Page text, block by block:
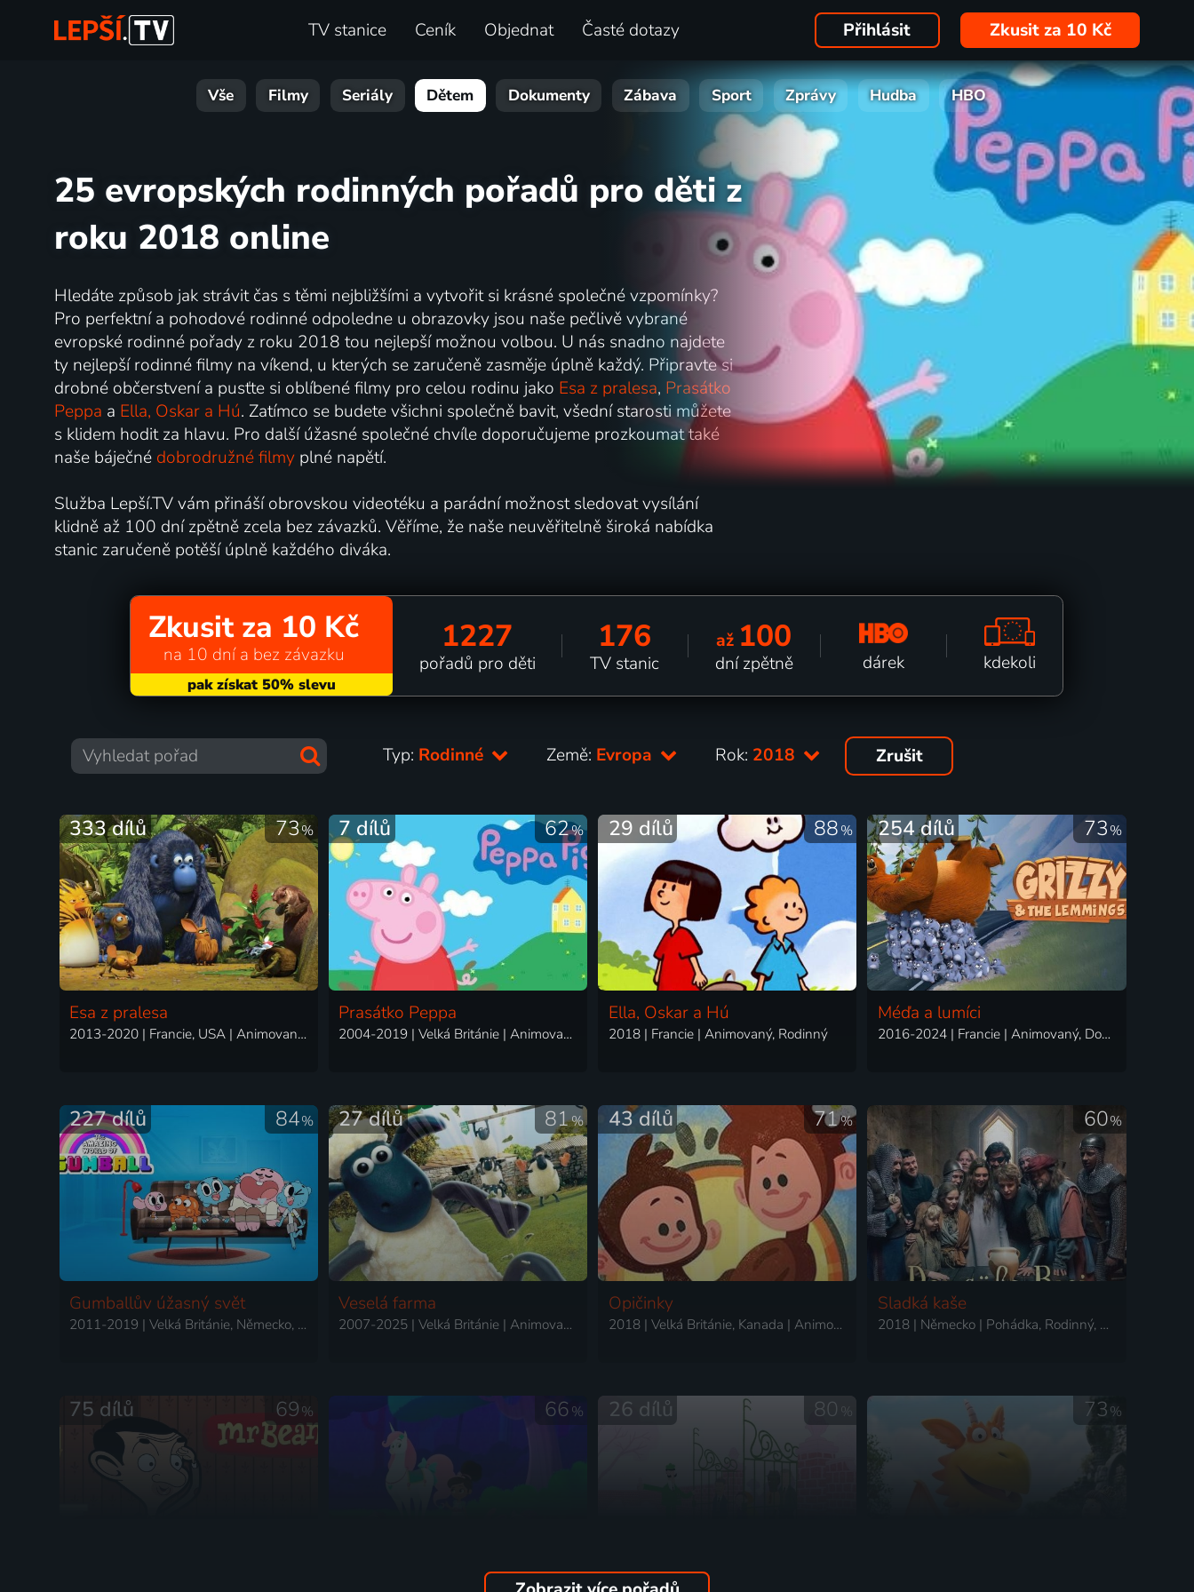
TV stanice Ceník Objednat Časté dotazy Přihlásit Zkusit za 10 Kč
Vše Filmy Seriály Dětem Dokumenty Zábava Sport Zprávy Hudba HBO
25 evropských rodinných pořadů pro děti z
roku 2018 online
Hledáte způsob jak strávit čas s těmi nejbližšími a vytvořit si krásné společné vzpomínky?
Pro perfektní a pohodové rodinné odpoledne u obrazovky jsou naše pečlivě vybrané
evropské rodinné pořady z roku 2018 tou nejlepší možnou volbou. U nás snadno najdete
ty nejlepší rodinné filmy na víkend, u kterých se zaručeně zasměje úplně každý. Připravte si
drobné občerstvení a pusťte si oblíbené filmy pro celou rodinu jako Esa z pralesa, Prasátko
Peppa a Ella, Oskar a Hú. Zatímco se budete všichni společně bavit, všední starosti můžete
s klidem hodit za hlavu. Pro další úžasné společné chvíle doporučujeme prozkoumat také
naše báječné dobrodružné filmyplné napětí.
Služba Lepší.TV vám přináší obrovskou videotéku a parádní možnost sledovat vysílání
klidně až 100 dní zpětně zcela bez závazků. Věříme, že naše neuvěřitelně široká nabídka
stanic zaručeně potěší úplně každého diváka.
Zkusit za 10 Kč
na 10 dní a bez závazku 1227
pořadů pro děti
176
TV stanic
až 100
dní zpětně dárek kdekoli
Typ: Rodinné Země: Evropa Rok: 2018 Zrušit
73%
333 dílů
Esa z pralesa
2013-2020 | Francie, USA | Animovaný, Dobrodružný, Rodinný
62%
7 dílů
Prasátko Peppa
2004-2019 | Velká Británie | Animovaný, Dobrodružný, Komedie, Rodinný
88%
29 dílů
Ella, Oskar a Hú
2018 | Francie | Animovaný, Rodinný
73%
254 dílů
Méďa a lumíci
2016-2024 | Francie | Animovaný, Dobrodružný, Komedie, Rodinný
84%
227 dílů
Gumballův úžasný svět
2011-2019 | Velká Británie, Německo, Irsko, USA | Animovaný, Dobrodružný, Fantasy, Hudební, Komedie, Rodinný, Romantický, Science Fiction
81%
27 dílů
Veselá farma
2007-2025 | Velká Británie | Animovaný, Komedie, Rodinný
71%
43 dílů
Opičinky
2018 | Velká Británie, Kanada | Animovaný, Rodinný
60%
Sladká kaše
2018 | Německo | Pohádka, Rodinný, Romantický
69%
75 dílů 66% 80 %
26 dílů 73%